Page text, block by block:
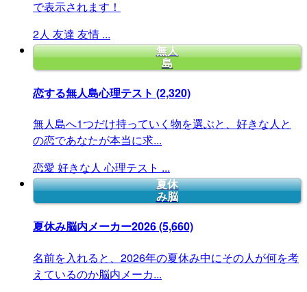
で表示されます！
2人 友達 友情 ...
無人
島
恋する無人島心理テスト (2,320)
無人島へ1つだけ持っていく物を選ぶと、好きな人と
の恋であなたが本当に求...
恋愛 好きな人 心理テスト ...
夏休
み脳
夏休み脳内メーカー2026(5,660)
名前を入れると、2026年の夏休み中にその人が何を考
えているのか脳内メーカ...